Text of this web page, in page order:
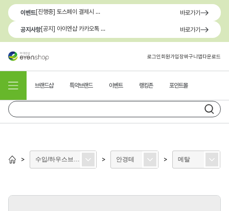
이벤트 [진행중] 토스페이 결제시 최대 1.3만원 혜택 바로가기
공지사항 [공지] 아이엔샵 카카오톡 1:1 문의 채널 이용 안내 바로가기
로그인회원가입장바구니앱다운로드
브랜드샵 특약브랜드 이벤트 랭킹존 포인트몰
> > 안경테 > 메탈